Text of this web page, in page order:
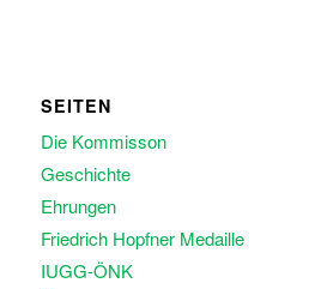
SEITEN
Die Kommisson
Geschichte
Ehrungen
Friedrich Hopfner Medaille
IUGG-ÖNK